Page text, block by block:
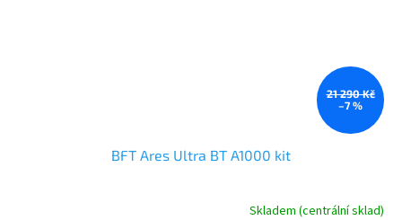
21 290 Kč
–7 %
BFT Ares Ultra BT A1000 kit
Skladem (centrální sklad)